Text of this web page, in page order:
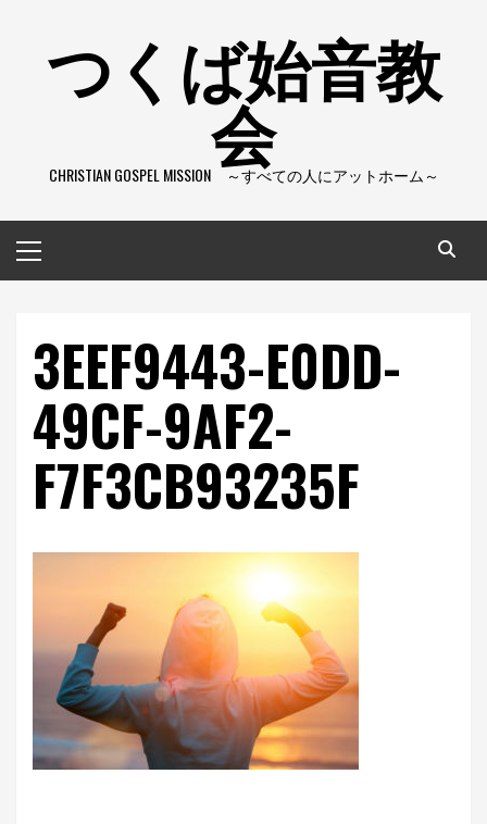
つくば始音教
会
CHRISTIAN GOSPEL MISSION ～すべての人にアットホーム～
イ
ン
3EEF9443-E0DD-
49CF-9AF2-
F7F3CB93235F